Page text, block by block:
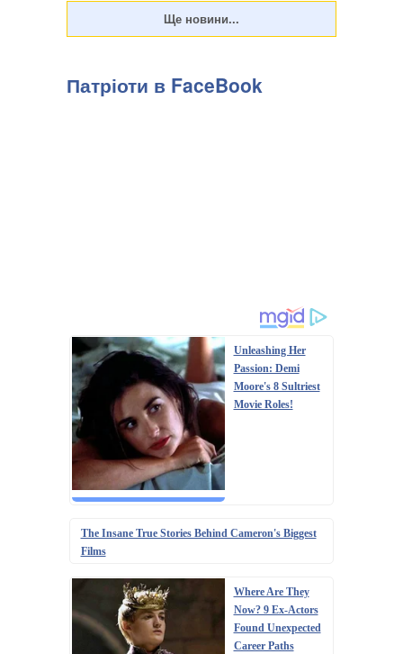
Патріоти в FaceBook
Unleashing Her
Passion: Demi
Moore's 8 Sultriest
Movie Roles!
The Insane True Stories Behind Cameron's Biggest
Films
Where Are They
Now? 9 Ex-Actors
Found Unexpected
Career Paths